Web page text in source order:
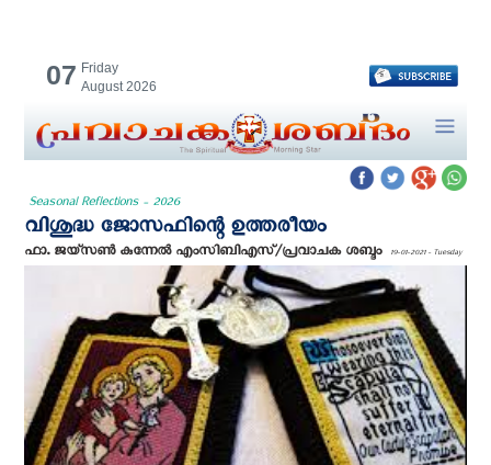
07 Friday
August 2026
Seasonal Reflections - 2026
വിശുദ്ധ ജോസഫിന്റെ ഉത്തരീയം
ഫാ. ജയ്സൺ കുന്നേൽ എംസിബിഎസ്/പ്രവാചക ശബ്ദം 19-01-2021 - Tuesday